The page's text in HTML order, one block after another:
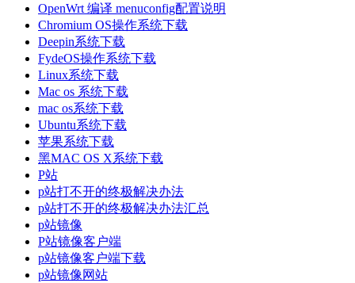
OpenWrt 编译 menuconfig配置说明
Chromium OS操作系统下载
Deepin系统下载
FydeOS操作系统下载
Linux系统下载
Mac os 系统下载
mac os系统下载
Ubuntu系统下载
苹果系统下载
黑MAC OS X系统下载
P站
p站打不开的终极解决办法
p站打不开的终极解决办法汇总
p站镜像
P站镜像客户端
p站镜像客户端下载
p站镜像网站